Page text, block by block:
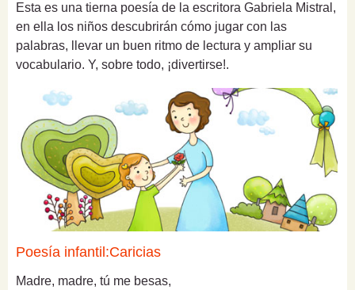
Esta es una tierna poesía de la escritora Gabriela Mistral,
en ella los niños descubrirán cómo jugar con las
palabras, llevar un buen ritmo de lectura y ampliar su
vocabulario. Y, sobre todo, ¡divertirse!.
Poesía infantil:Caricias
Madre, madre, tú me besas,